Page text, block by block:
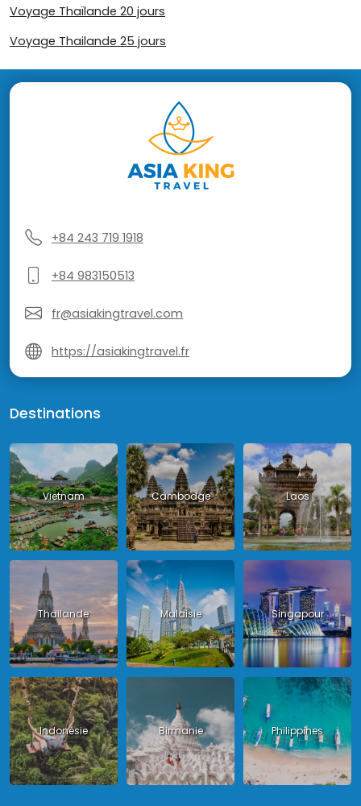
Voyage Thaïlande 20 jours
Voyage Thailande 25 jours
+84 243 719 1918
+84 983150513
fr@asiakingtravel.com
https://asiakingtravel.fr
Destinations
Vietnam Cambodge Laos
Thailande Malaisie Singapour
Indonésie Birmanie Philippines